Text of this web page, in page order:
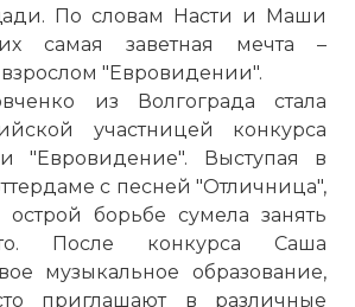
По словам Насти и Маши
самая заветная мечта –
"Евровидении".
из Волгограда стала
участницей конкурса
"Евровидение". Выступая в
с песней "Отличница",
борьбе сумела занять
После конкурса Саша
музыкальное образование,
приглашают в различные